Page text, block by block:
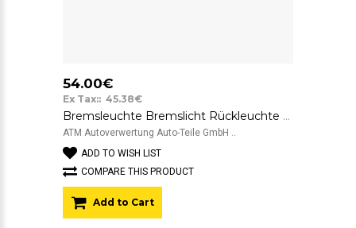
54.00€
Ex Tax:: 45.38€
Bremsleuchte Bremslicht Rückleuchte Rücklicht rechts Skoda Octavia 2 II
ATM Autoverwertung Auto-Teile GmbH ..
ADD TO WISH LIST
COMPARE THIS PRODUCT
Add to Cart